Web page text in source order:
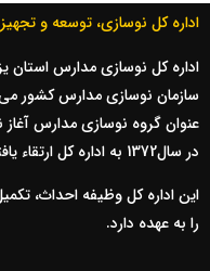
اداره کل نوسازی، توسعه و
اداره کل نوسازي مدارس استان
در سال1372 به اداره کل ارتقاء يافته است.
اين اداره کل وظيفه احداث،
را به عهده دارد.